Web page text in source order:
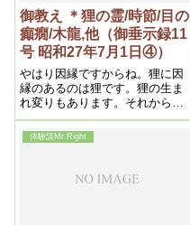
悪い時は此処尾骶骨を浄霊す
る。それで大体足は治るもので
す。
御教え ＊狸の霊/時節/目の
癲癇/木龍,他（御垂示録11
号 昭和27年7月1日④）
やはり因縁ですからね。狸に因
縁のあるのは狸です。狸の生ま
れ変りもあります。それから男
の霊が女に憑いて、その男に狸
が憑いている場合もあります
体験談Mr.Right